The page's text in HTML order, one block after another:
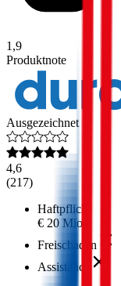
1,9
Produktnote
Ausgezeichnet
4,6
(217)
Haftpflicht
€ 20 Mio.
Freischaden
Assistance